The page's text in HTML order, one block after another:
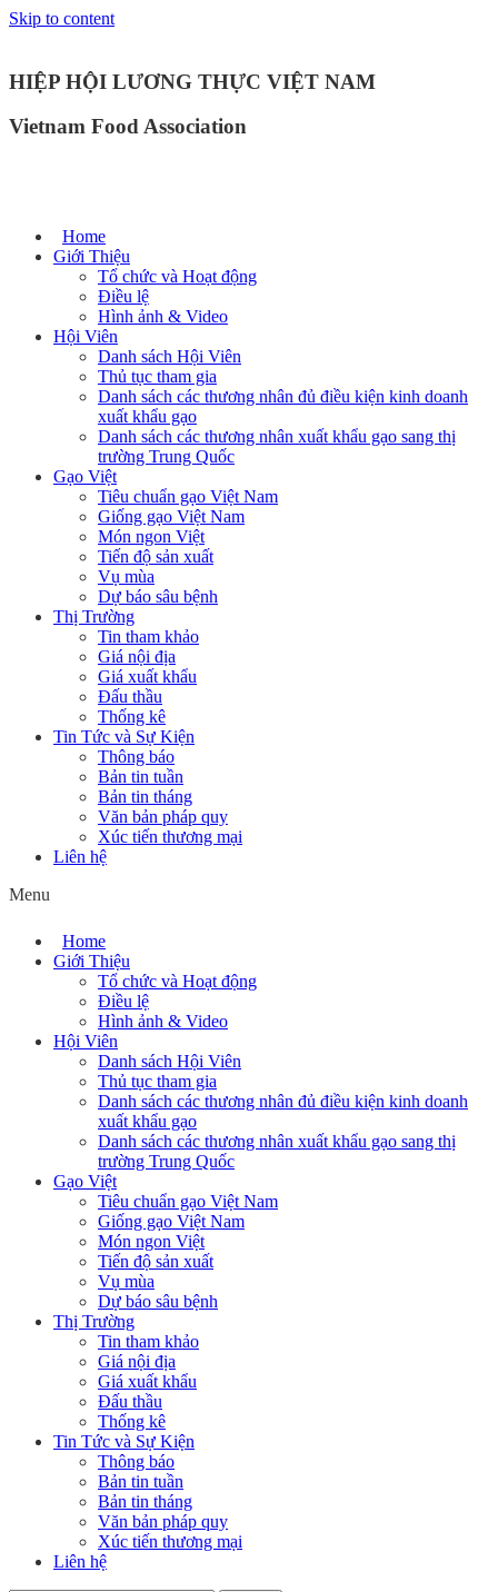
Skip to content
HIỆP HỘI LƯƠNG THỰC VIỆT NAM
Vietnam Food Association
Home
Giới Thiệu
Tổ chức và Hoạt động
Điều lệ
Hình ảnh & Video
Hội Viên
Danh sách Hội Viên
Thủ tục tham gia
Danh sách các thương nhân đủ điều kiện kinh doanh
xuất khẩu gạo
Danh sách các thương nhân xuất khẩu gạo sang thị
trường Trung Quốc
Gạo Việt
Tiêu chuẩn gạo Việt Nam
Giống gạo Việt Nam
Món ngon Việt
Tiến độ sản xuất
Vụ mùa
Dự báo sâu bệnh
Thị Trường
Tin tham khảo
Giá nội địa
Giá xuất khẩu
Đấu thầu
Thống kê
Tin Tức và Sự Kiện
Thông báo
Bản tin tuần
Bản tin tháng
Văn bản pháp quy
Xúc tiến thương mại
Liên hệ
Menu
Home
Giới Thiệu
Tổ chức và Hoạt động
Điều lệ
Hình ảnh & Video
Hội Viên
Danh sách Hội Viên
Thủ tục tham gia
Danh sách các thương nhân đủ điều kiện kinh doanh
xuất khẩu gạo
Danh sách các thương nhân xuất khẩu gạo sang thị
trường Trung Quốc
Gạo Việt
Tiêu chuẩn gạo Việt Nam
Giống gạo Việt Nam
Món ngon Việt
Tiến độ sản xuất
Vụ mùa
Dự báo sâu bệnh
Thị Trường
Tin tham khảo
Giá nội địa
Giá xuất khẩu
Đấu thầu
Thống kê
Tin Tức và Sự Kiện
Thông báo
Bản tin tuần
Bản tin tháng
Văn bản pháp quy
Xúc tiến thương mại
Liên hệ